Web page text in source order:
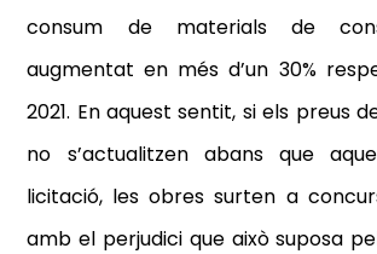
consum de materials de
augmentat en més d’un 30%
2021. En aquest sentit, si els preus
no s’actualitzen abans que
licitació, les obres surten a
amb el perjudici que això suposa